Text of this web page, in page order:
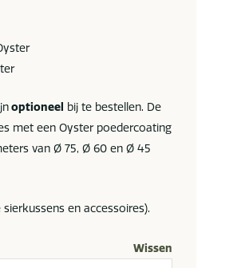
optioneel bij te bestellen. De
met een Oyster poedercoating
van Ø 75, Ø 60 en Ø 45
en accessoires).
Wissen